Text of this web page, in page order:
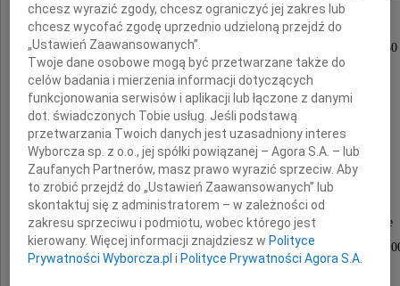
Z głębokim żalem zawiadamiamy,
że w dniu 3 listopada 2010 roku zmarł w wieku
Jacek Madler
Msza święta pogrzebowa odprawiona zostanie
w sobotę 13 listopada 2010 roku o godzinie
chcesz wyrazić zgody, chcesz ograniczyć jej zakres lub
chcesz wycofać zgodę uprzednio udzieloną przejdź do
„Ustawień Zaawansowanych”.
Twoje dane osobowe mogą być przetwarzane także do
celów badania i mierzenia informacji dotyczących
funkcjonowania serwisów i aplikacji lub łączone z danymi
dot. świadczonych Tobie usług. Jeśli podstawą
przetwarzania Twoich danych jest uzasadniony interes
Wyborcza sp. z o.o., jej spółki powiązanej – Agora S.A. – lub
Zaufanych Partnerów, masz prawo wyrazić sprzeciw. Aby
to zrobić przejdź do „Ustawień Zaawansowanych” lub
skontaktuj się z administratorem – w zależności od
zakresu sprzeciwu i podmiotu, wobec którego jest
kierowany. Więcej informacji znajdziesz w Polityce
Prywatności Wyborcza.pl i Polityce Prywatności Agora S.A.